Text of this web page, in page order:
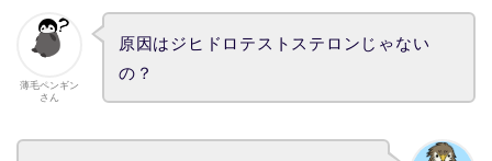
薄毛ペンギン
さん
原因はジヒドロテストステロンじゃない
の？